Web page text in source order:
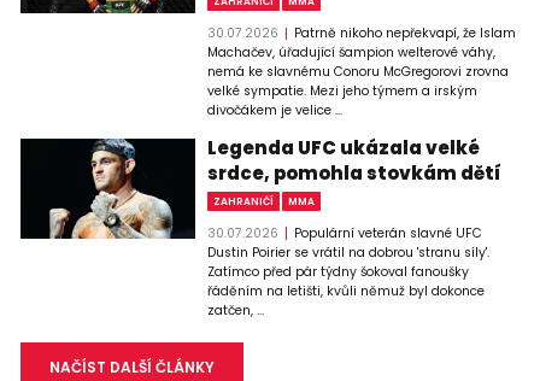
30.07.2026
Patrně nikoho nepřekvapí, že Islam
Machačev, úřadující šampion welterové váhy,
nemá ke slavnému Conoru McGregorovi zrovna
velké sympatie. Mezi jeho týmem a irským
divočákem je velice ...
Legenda UFC ukázala velké
srdce, pomohla stovkám dětí
ZAHRANIČÍ MMA
30.07.2026
Populární veterán slavné UFC
Dustin Poirier se vrátil na dobrou 'stranu síly'.
Zatímco před pár týdny šokoval fanoušky
řáděním na letišti, kvůli němuž byl dokonce
zatčen, ...
NAČÍST DALŠÍ ČLÁNKY